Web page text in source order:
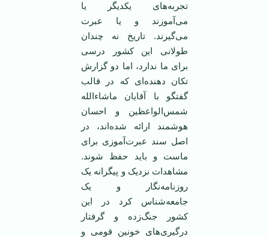
تجربه‌های يکديگر يا
می‌آموزند و يا عبرت
می‌گيرند. تاريخ نه چندان
طولانی اين کشور درسی
برای ما ندارد، اما دو گزارش
تکان دهنده‌ای که در قالب
گفتگو با آقايان ماشاءالله
شمس‌الواعظين و احسان
هوشمند ارائه شده‌اند، در
اصل سند عبرت‌آموزی برای
ماست و بايد حفظ شوند.
مشاهدات نزديک و پيگرانه يک
روزنامه‌نگار و يک
جامعه‌شناس کرد در اين
کشور جنگ‌زده و گرفتار
درگيری‌های خونين قومی و